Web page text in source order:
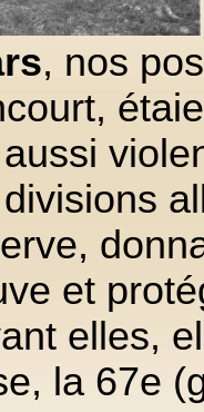
, nos
et
elles,
la 67e